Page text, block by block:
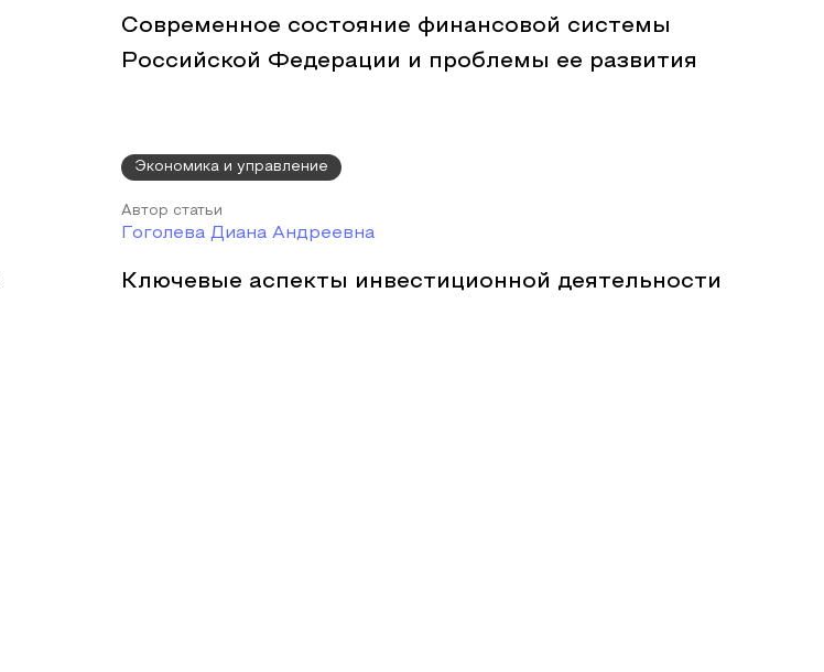
Современное состояние финансовой системы
Российской Федерации и проблемы ее развития
Экономика и управление
Автор статьи
Гоголева Диана Андреевна
Ключевые аспекты инвестиционной деятельности